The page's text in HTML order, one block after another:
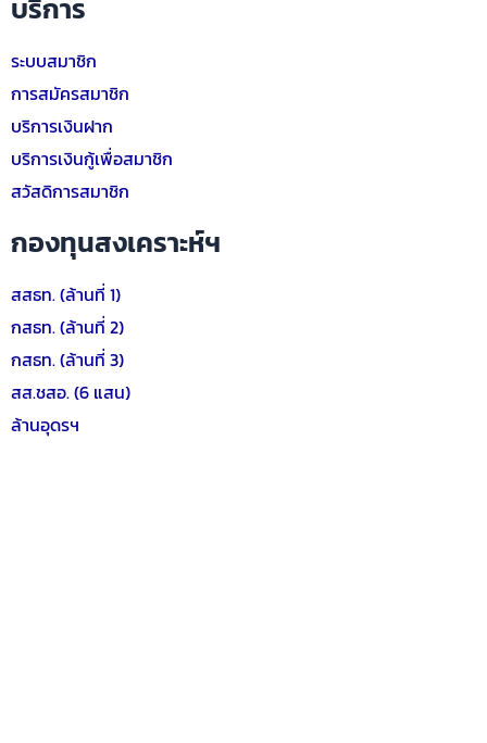
บริการ
ระบบสมาชิก
การสมัครสมาชิก
บริการเงินฝาก
บริการเงินกู้เพื่อสมาชิก
สวัสดิการสมาชิก
กองทุนสงเคราะห์ฯ
สสธท. (ล้านที่ 1)
กสธท. (ล้านที่ 2)
กสธท. (ล้านที่ 3)
สส.ชสอ. (6 แสน)
ล้านอุดรฯ